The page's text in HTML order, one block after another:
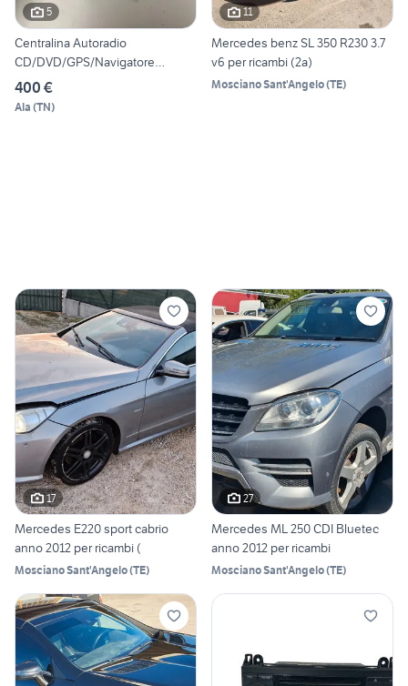
5
Centralina Autoradio
CD/DVD/GPS/Navigatore
Mercede
400 €
Ala (TN)
11
Mercedes benz SL 350 R230 3.7
v6 per ricambi (2a)
Mosciano Sant'Angelo(TE)
17
Mercedes E220 sport cabrio
anno 2012 per ricambi (
Mosciano Sant'Angelo(TE)
27
Mercedes ML 250 CDI Bluetec
anno 2012 per ricambi
Mosciano Sant'Angelo(TE)